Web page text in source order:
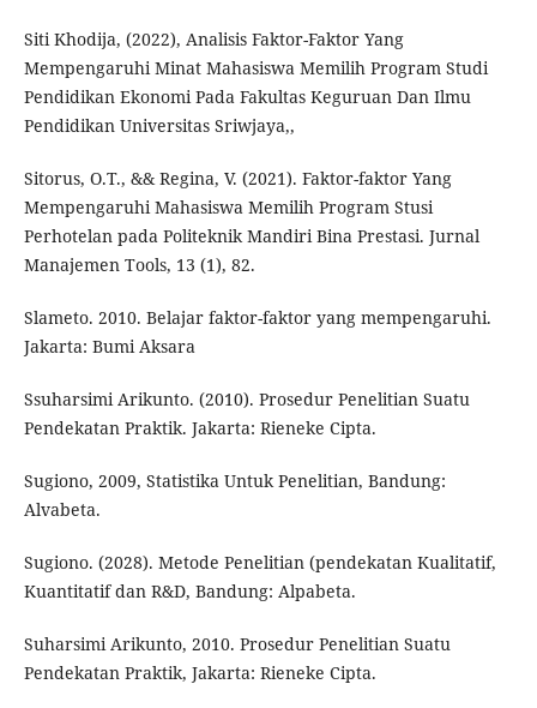
Siti Khodija, (2022), Analisis Faktor-Faktor Yang
Mempengaruhi Minat Mahasiswa Memilih Program Studi
Pendidikan Ekonomi Pada Fakultas Keguruan Dan Ilmu
Pendidikan Universitas Sriwjaya,,
Sitorus, O.T., && Regina, V. (2021). Faktor-faktor Yang
Mempengaruhi Mahasiswa Memilih Program Stusi
Perhotelan pada Politeknik Mandiri Bina Prestasi. Jurnal
Manajemen Tools, 13 (1), 82.
Slameto. 2010. Belajar faktor-faktor yang mempengaruhi.
Jakarta: Bumi Aksara
Ssuharsimi Arikunto. (2010). Prosedur Penelitian Suatu
Pendekatan Praktik. Jakarta: Rieneke Cipta.
Sugiono, 2009, Statistika Untuk Penelitian, Bandung:
Alvabeta.
Sugiono. (2028). Metode Penelitian (pendekatan Kualitatif,
Kuantitatif dan R&D, Bandung: Alpabeta.
Suharsimi Arikunto, 2010. Prosedur Penelitian Suatu
Pendekatan Praktik, Jakarta: Rieneke Cipta.